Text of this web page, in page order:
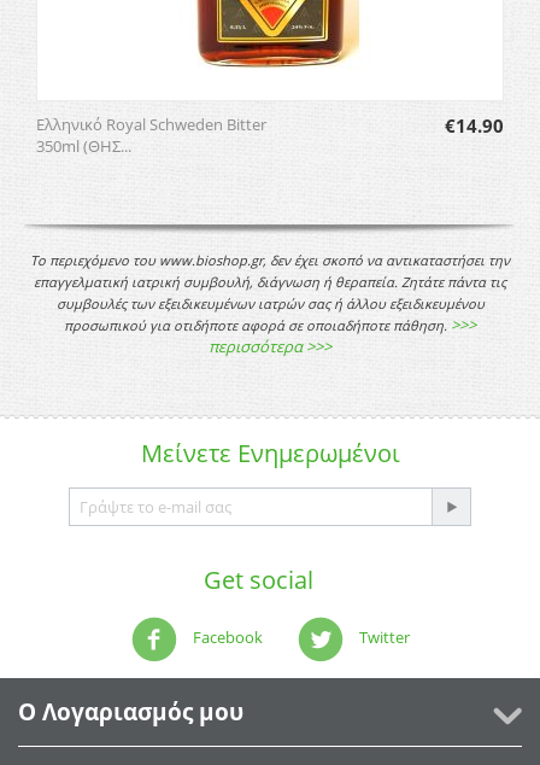
Ελληνικό Royal Schweden Bitter
350ml (ΘΗΣ...
€14.90
Το περιεχόμενο του www.bioshop.gr, δεν έχει σκοπό να αντικαταστήσει την
επαγγελματική ιατρική συμβουλή, διάγνωση ή θεραπεία. Ζητάτε πάντα τις
συμβουλές των εξειδικευμένων ιατρών σας ή άλλου εξειδικευμένου
προσωπικού για οτιδήποτε αφορά σε οποιαδήποτε πάθηση. >>>
περισσότερα >>>
Μείνετε Ενημερωμένοι
Get social
Facebook Twitter
Ο Λογαριασμός μου